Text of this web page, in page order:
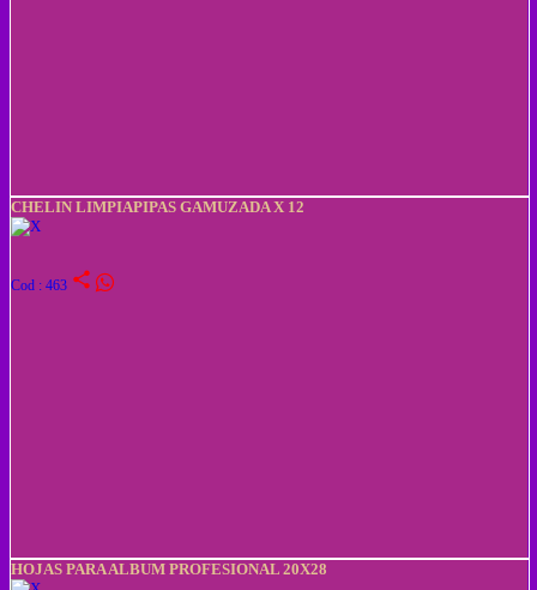
CHELIN LIMPIAPIPAS GAMUZADA X 12
Cod : 463 share
HOJAS PARA ALBUM PROFESIONAL 20X28